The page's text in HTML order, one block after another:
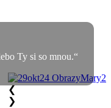
Ty si so mnou.“
❮
❯